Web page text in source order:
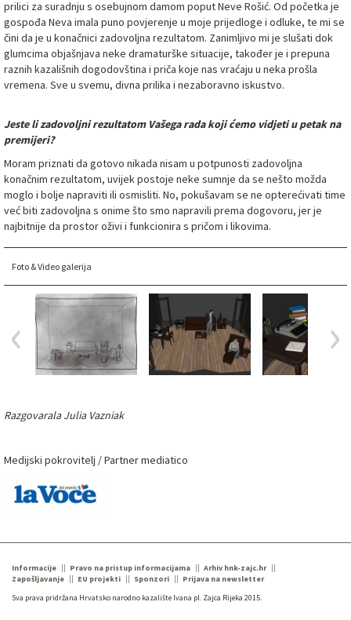
prilici za suradnju s osebujnom damom poput Neve Rošić. Od početka je
gospođa Neva imala puno povjerenje u moje prijedloge i odluke, te mi se
čini da je u konačnici zadovoljna rezultatom. Zanimljivo mi je slušati dok
glumcima objašnjava neke dramaturške situacije, također je i prepuna
raznih kazališnih dogodovština i priča koje nas vraćaju u neka prošla
vremena. Sve u svemu, divna prilika i nezaboravno iskustvo.
Jeste li zadovoljni rezultatom Vašega rada koji ćemo vidjeti u petak na
premijeri?
Moram priznati da gotovo nikada nisam u potpunosti zadovoljna
konačnim rezultatom, uvijek postoje neke sumnje da se nešto možda
moglo i bolje napraviti ili osmisliti. No, pokušavam se ne opterećivati time
već biti zadovoljna s onime što smo napravili prema dogovoru, jer je
najbitnije da prostor oživi i funkcionira s pričom i likovima.
Foto & Video galerija
Razgovarala Julia Vazniak
Medijski pokrovitelj / Partner mediatico
Informacije Pravo na pristup informacijama
Arhiv hnk-zajc.hr
Zapošljavanje
EU projekti Sponzori
Prijava na newsletter
Sva prava pridržana Hrvatsko narodno kazalište Ivana pl. Zajca Rijeka 2015.